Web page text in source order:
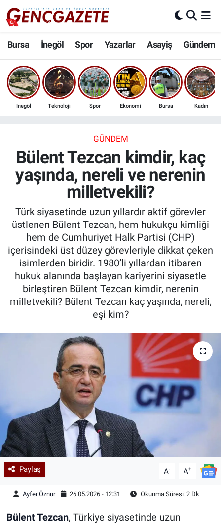
Bursa İnegöl Spor Yazarlar Asayiş Gündem
İnegöl Teknoloji Spor Ekonomi Bursa Kadın
GÜNDEM
Bülent Tezcan kimdir, kaç
yaşında, nereli ve nerenin
milletvekili?
Türk siyasetinde uzun yıllardır aktif görevler
üstlenen Bülent Tezcan, hem hukukçu kimliği
hem de Cumhuriyet Halk Partisi (CHP)
içerisindeki üst düzey görevleriyle dikkat çeken
isimlerden biridir. 1980’li yıllardan itibaren
hukuk alanında başlayan kariyerini siyasetle
birleştiren Bülent Tezcan kimdir, nerenin
milletvekili? Bülent Tezcan kaç yaşında, nereli,
eşi kim?
Paylaş A- A+
Ayfer Öznur 26.05.2026 - 12:31 Okunma Süresi: 2 Dk
Bülent Tezcan, Türkiye siyasetinde uzun
Bursa
İnegöl
3.SAYFA
Ekonomi
İnanç
Kadın & Aile
Kültür & Sanat
Sağlık
Teknoloji
Yazarlar
Astroloji-Rüya
Nöbetçi Eczaneler
Hava Durumu
Trafik Durumu
Son Dakika Haberleri
Haber Arşivi